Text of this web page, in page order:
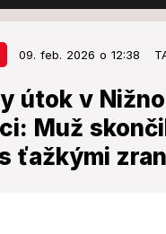
09. feb. 2026 o 12:38
útok v
Muž
ťažkými
09. feb. 2026 o 12:38
útok v Nižnom
po údere
zraneniami